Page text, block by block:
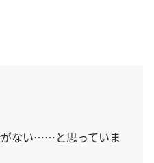
ない……と思っていま